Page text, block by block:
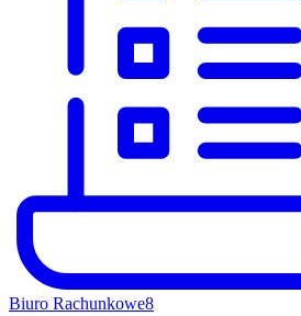
Biuro Rachunkowe8